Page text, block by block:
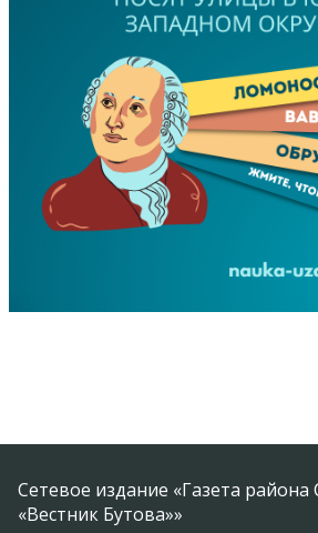
Сетевое издание «Газета
«Вестник Бутова»»